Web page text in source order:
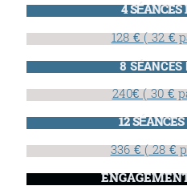
4 SÉANCES
128 € ( 32 €
8 SÉANCES
240€ ( 30 €
12
336 € ( 28 €